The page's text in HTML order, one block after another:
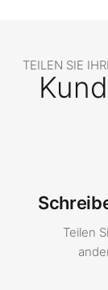
TEILEN SIE
Teilen